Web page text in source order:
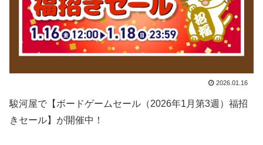
2026.01.16
駿河屋で【ボードゲームセール（2026年1月第3週）福招
きセール】が開催中！